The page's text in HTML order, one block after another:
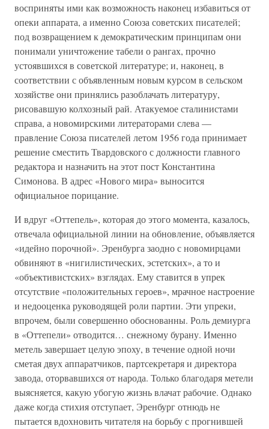
восприняты ими как возможность наконец избавиться от
опеки аппарата, а именно Союза советских писателей;
под возвращением к демократическим принципам они
понимали уничтожение табели о рангах, прочно
устоявшихся в советской литературе; и, наконец, в
соответствии с объявленным новым курсом в сельском
хозяйстве они принялись разоблачать литературу,
рисовавшую колхозный рай. Атакуемое сталинистами
справа, а новомирскими литераторами слева —
правление Союза писателей летом 1956 года принимает
решение сместить Твардовского с должности главного
редактора и назначить на этот пост Константина
Симонова. В адрес «Нового мира» выносится
официальное порицание.
И вдруг «Оттепель», которая до этого момента, казалось,
отвечала официальной линии на обновление, объявляется
«идейно порочной». Эренбурга заодно с новомирцами
обвиняют в «нигилистических, эстетских», а то и
«объективистских» взглядах. Ему ставится в упрек
отсутствие «положительных героев», мрачное настроение
и недооценка руководящей роли партии. Эти упреки,
впрочем, были совершенно обоснованны. Роль демиурга
в «Оттепели» отводится… снежному бурану. Именно
метель завершает целую эпоху, в течение одной ночи
сметая двух аппаратчиков, партсекретаря и директора
завода, оторвавшихся от народа. Только благодаря метели
выясняется, какую убогую жизнь влачат рабочие. Однако
даже когда стихия отступает, Эренбург отнюдь не
пытается вдохновить читателя на борьбу с прогнившей